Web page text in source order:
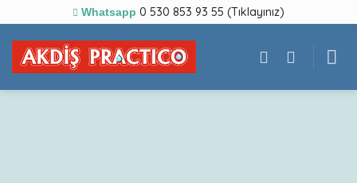
to
content
Whatsapp 0 530 853 93 55 (Tıklayınız)